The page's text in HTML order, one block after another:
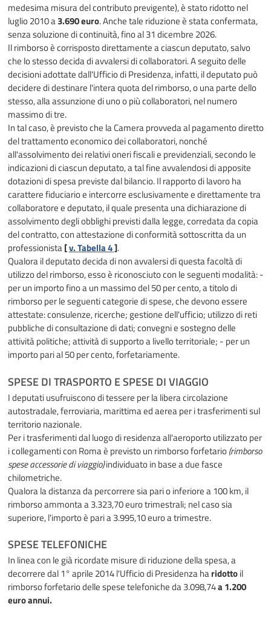
medesima misura del contributo previgente), è stato ridotto nel
luglio 2010 a3.690 euro. Anche tale riduzione è stata confermata,
senza soluzione di continuità, fino al 31 dicembre 2026.
Il rimborso è corrisposto direttamente a ciascun deputato, salvo
che lo stesso decida di avvalersi di collaboratori. A seguito delle
decisioni adottate dall'Ufficio di Presidenza, infatti, il deputato può
decidere di destinare l'intera quota del rimborso, o una parte dello
stesso, alla assunzione di uno o più collaboratori, nel numero
massimo di tre.
In tal caso, è previsto che la Camera provveda al pagamento diretto
del trattamento economico dei collaboratori, nonché
all'assolvimento dei relativi oneri fiscali e previdenziali, secondo le
indicazioni di ciascun deputato, a tal fine avvalendosi di apposite
dotazioni di spesa previste dal bilancio. Il rapporto di lavoro ha
carattere fiduciario e intercorre esclusivamente e direttamente tra
collaboratore e deputato, il quale presenta una dichiarazione di
assolvimento degli obblighi previsti dalla legge, corredata da copia
del contratto, con attestazione di conformità sottoscritta da un
professionista[v. Tabella 4].
Qualora il deputato decida di non avvalersi di questa facoltà di
utilizzo del rimborso, esso è riconosciuto con le seguenti modalità: -
per un importo fino a un massimo del 50 per cento, a titolo di
rimborso per le seguenti categorie di spese, che devono essere
attestate: consulenze, ricerche; gestione dell'ufficio; utilizzo di reti
pubbliche di consultazione di dati; convegni e sostegno delle
attività politiche; attività di supporto a livello territoriale; - per un
importo pari al 50 per cento, forfetariamente.
SPESE DI TRASPORTO E SPESE DI VIAGGIO
I deputati usufruiscono di tessere per la libera circolazione
autostradale, ferroviaria, marittima ed aerea per i trasferimenti sul
territorio nazionale.
Per i trasferimenti dal luogo di residenza all'aeroporto utilizzato per
i collegamenti con Roma è previsto un rimborso forfetario(rimborso
spese accessorie di viaggio)individuato in base a due fasce
chilometriche.
Qualora la distanza da percorrere sia pari o inferiore a 100 km, il
rimborso ammonta a 3.323,70 euro trimestrali; nel caso sia
superiore, l'importo è pari a 3.995,10 euro a trimestre.
SPESE TELEFONICHE
In linea con le già ricordate misure di riduzione della spesa, a
decorrere dal 1° aprile 2014 l'Ufficio di Presidenza haridottoil
rimborso forfetario delle spese telefoniche da 3.098,74a 1.200
euro annui.